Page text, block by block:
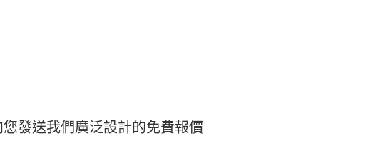
發送我們廣泛設計的免費報價